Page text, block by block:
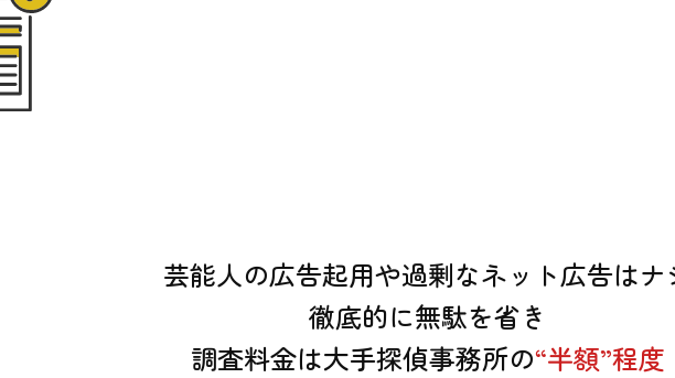
芸能人の広告起用や過剰なネット広告はナ
徹底的に無駄を省き
調査料金は大手探偵事務所の“半額”程度